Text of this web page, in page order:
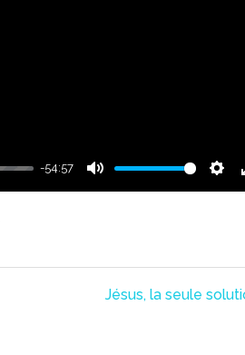
-54:57
Mute
Jésus, la seule